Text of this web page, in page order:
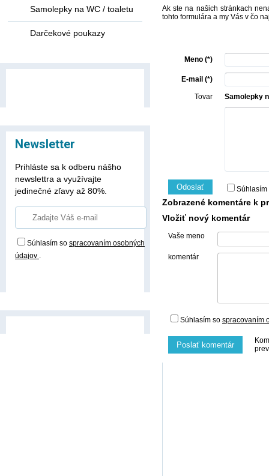
Ak ste na našich stránkach
tohto formulára a my Vás v čo
Meno (*)
E-mail (*)
Tovar Samolepky
Odoslať
Zobrazené komentáre k
Vložiť nový komentár
Vaše meno
komentár
Súhlasím so spracovaním
Poslať komentár
Samolepky na WC / toaletu
Darčekové poukazy
Newsletter
Prihláste sa k odberu nášho
newslettra a využívajte
jedinečné zľavy až 80%.
Súhlasím so spracovaním osobných
údajov .